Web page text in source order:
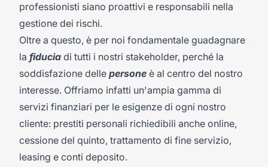
professionisti siano proattivi e responsabili nella
gestione dei rischi.
Oltre a questo, è per noi fondamentale guadagnare
la fiducia di tutti i nostri stakeholder, perché la
soddisfazione delle persone è al centro del nostro
interesse. Offriamo infatti un'ampia gamma di
servizi finanziari per le esigenze di ogni nostro
cliente: prestiti personali richiedibili anche online,
cessione del quinto, trattamento di fine servizio,
leasing e conti deposito.